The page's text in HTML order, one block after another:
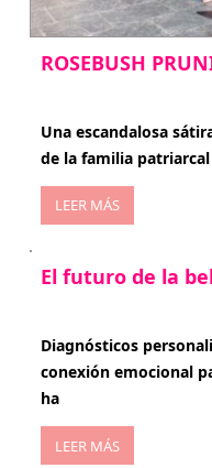
ROSEBUSH
Una escandalosa
de la familia
LEER MÁS
El futuro de la
Diagnósticos
conexión emocional
ha
LEER MÁS